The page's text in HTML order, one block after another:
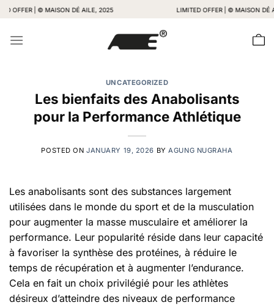
Skip
content
| © MAISON DÉ AILE, 2025 LIMITED OFFER | © MAISON DÉ AILE,
UNCATEGORIZED
Les bienfaits des Anabolisants
pour la Performance Athlétique
POSTED ONJANUARY 19, 2026 BYAGUNG NUGRAHA
Les anabolisants sont des substances largement
utilisées dans le monde du sport et de la musculation
pour augmenter la masse musculaire et améliorer la
performance. Leur popularité réside dans leur capacité
à favoriser la synthèse des protéines, à réduire le
temps de récupération et à augmenter l’endurance.
Cela en fait un choix privilégié pour les athlètes
désireux d’atteindre des niveaux de performance